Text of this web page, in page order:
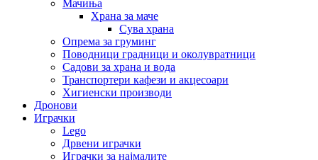
Мачиња
Храна за маче
Сува храна
Опрема за груминг
Поводници градници и околувратници
Садови за храна и вода
Транспортери кафези и акцесоари
Хигиенски производи
Дронови
Играчки
Lego
Дрвени играчки
Играчки за најмалите